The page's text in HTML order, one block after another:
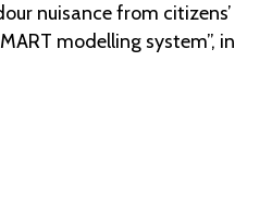
nuisance from citizens’
modelling system”, in